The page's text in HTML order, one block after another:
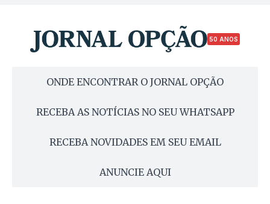
50 ANOS
ONDE ENCONTRAR O JORNAL OPÇÃO
RECEBA AS NOTÍCIAS NO SEU WHATSAPP
RECEBA NOVIDADES EM SEU EMAIL
ANUNCIE AQUI